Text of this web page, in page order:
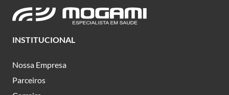
INSTITUCIONAL
Nossa Empresa
Parceiros